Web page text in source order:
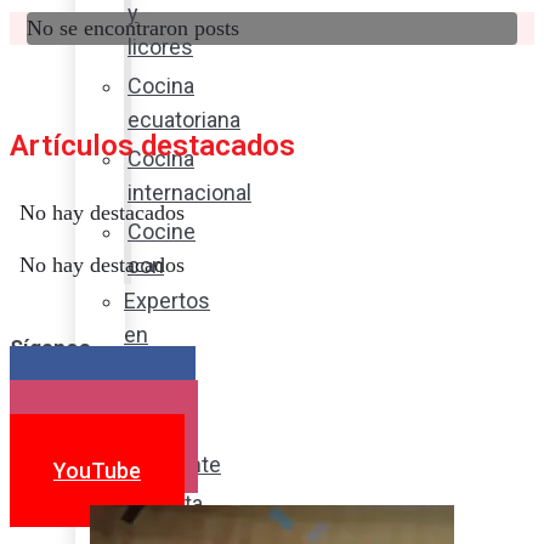
y
licores
Cocina
ecuatoriana
Cocina
internacional
Cocine
con
Expertos
en
Ambiente
Favorita
en
No se encontraron posts
Artículos destacados
No hay destacados
No hay destacados
Síganos
YouTube